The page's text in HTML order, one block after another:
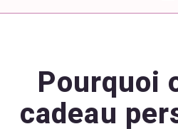
Pourquoi
cadeau